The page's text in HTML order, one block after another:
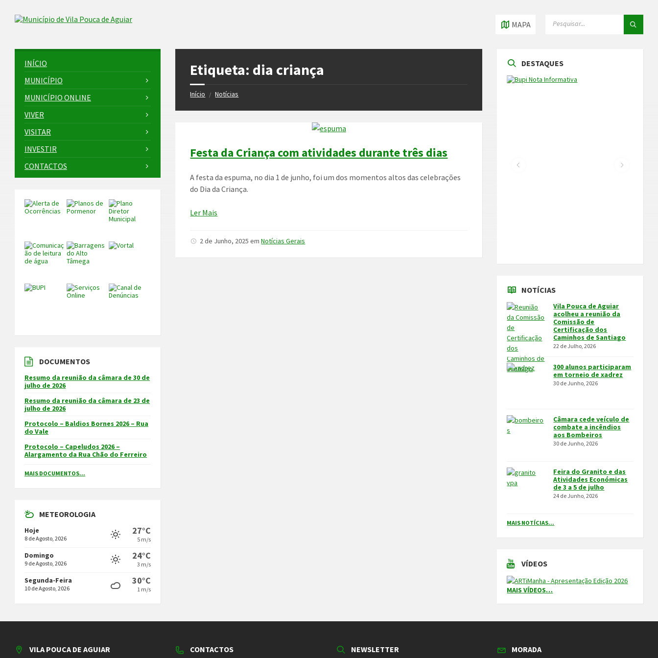
Skip to content
right
footer
MAPA
PESQUISAR
Etiqueta: dia criança
Início / Notícias
Festa da Criança com atividades durante três dias
A festa da espuma, no dia 1 de junho, foi um dos momentos altos das celebrações
do Dia da Criança.
Ler Mais
2 de Junho, 2025emNotícias Gerais
INÍCIO
MUNICÍPIO
MUNICÍPIO ONLINE
VIVER
VISITAR
INVESTIR
CONTACTOS
DOCUMENTOS
Resumo da reunião da câmara de 30 de
julho de 2026
Resumo da reunião da câmara de 23 de
julho de 2026
Protocolo – Baldios Bornes 2026 – Rua
do Vale
Protocolo – Capeludos 2026 –
Alargamento da Rua Chão do Ferreiro
MAIS DOCUMENTOS...
METEOROLOGIA
Hoje
8 de Agosto, 2026
27°C
5 m/s
Domingo
9 de Agosto, 2026
24°C
3 m/s
Segunda-Feira
10 de Agosto, 2026
30°C
1 m/s
DESTAQUES
NOTÍCIAS
Vila Pouca de Aguiar
acolheu a reunião da
Comissão de
Certificação dos
Caminhos de Santiago
22 de Julho, 2026
300 alunos participaram
em torneio de xadrez
30 de Junho, 2026
Câmara cede veículo de
combate a incêndios
aos Bombeiros
30 de Junho, 2026
Feira do Granito e das
Atividades Económicas
de 3 a 5 de julho
24 de Junho, 2026
MAIS NOTÍCIAS...
VÍDEOS
MAIS VÍDEOS…
VILA POUCA DE AGUIAR CONTACTOS NEWSLETTER MORADA